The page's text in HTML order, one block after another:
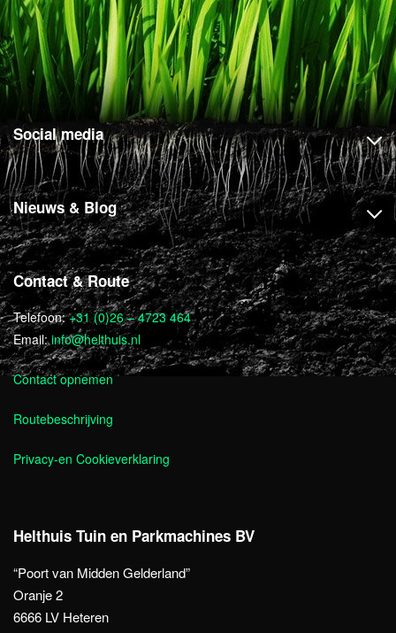
Social media
Nieuws & Blog
Contact & Route
Telefoon:+31 (0)26 – 4723 464
Email:info@helthuis.nl
Contact opnemen
Routebeschrijving
Privacy-en Cookieverklaring
Helthuis Tuin en Parkmachines BV
“Poort van Midden Gelderland”
Oranje 2
6666 LV Heteren